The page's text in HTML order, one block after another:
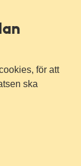
för att
ska